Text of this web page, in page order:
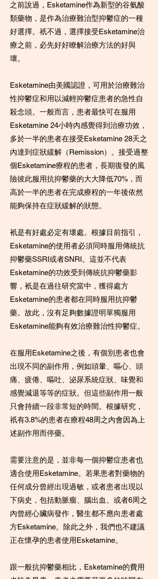
之前說過，Esketamine作為新型的谷氨酸
類藥物，是作為治療難治型抑鬱症的一種
好選擇。祇不過，選擇接受Esketamine治
療之前，必先好好瞭解治療方法的好與
壞。
Esketamine由美國認證，可用於治療難治
性抑鬱症和用以減輕抑鬱症患者的急性自
殺念頭。一般而言，患者最快可在服用
Esketamine 24小時內感覺得到治療功效，
多於一半的患者在接受Esketamine 28天之
內達到症狀緩解（Remission）。接受過整
個Esketamine療程的患者，長期復發的風
險彼此服用抗抑鬱藥的大大降低70%，而
高於一半的患者在完成療程的一年後依然
能夠保持在症狀緩解的狀態。
衹是有好處必定有壞處。根據目前指引，
Esketamine的使用者必須同時服用傳統抗
抑鬱藥SSRI或者SNRI。這並不代表
Esketamine的功效受到傳統抗抑鬱藥影
響，衹是在過往研究當中，獲得處方
Esketamine的患者都在同時服用抗抑鬱
藥。故此，沒有足夠數據證明單獨服用
Esketamine能夠有效治療難治性抑鬱症。
在服用Esketamine之後，有個別患者也會
出現不同的副作用，例如頭暈、嘔心、頭
痛、疲倦、嘔吐、泌尿系統症狀、味覺和
感覺減退等等的症狀。但這些副作用一般
只會持續一段非常短的時間。根據研究，
祇有3.8%的患者在療程48周之內會因為上
述副作用而停藥。
需要注意的是，並非每一個抑鬱症患者也
適合使用Esketamine。若果患者對藥物的
任何成分曾經出現過敏，或者患者出現以
下病史，包括動脈瘤、腦出血、或者6周之
內曾經心臟病發作，醫生都不應向患者處
方Esketamine。除此之外，我們也不建議
正在懷孕的患者使用Esketamine。
跟一般抗抑鬱藥相比，Esketamine的費用